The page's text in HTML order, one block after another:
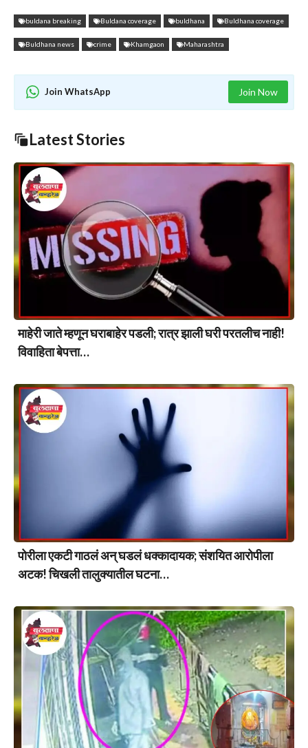
buldana breaking Buldana coverage buldhana Buldhana coverage
Buldhana news crime Khamgaon Maharashtra
Join WhatsApp Join Now
Latest Stories
माहेरी जाते म्हणून घराबाहेर पडली; रात्र झाली घरी परतलीच नाही!
विवाहिता बेपत्ता…
पोरीला एकटी गाठलं अन् घडलं धक्कादायक; संशयित आरोपीला
अटक! चिखली तालुक्यातील घटना…